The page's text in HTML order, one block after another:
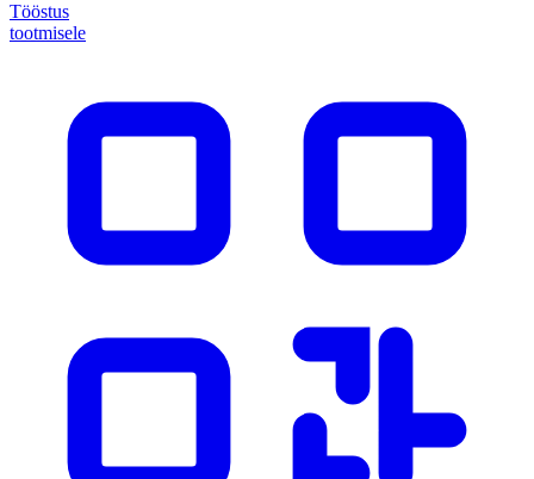
Tööstus
tootmisele